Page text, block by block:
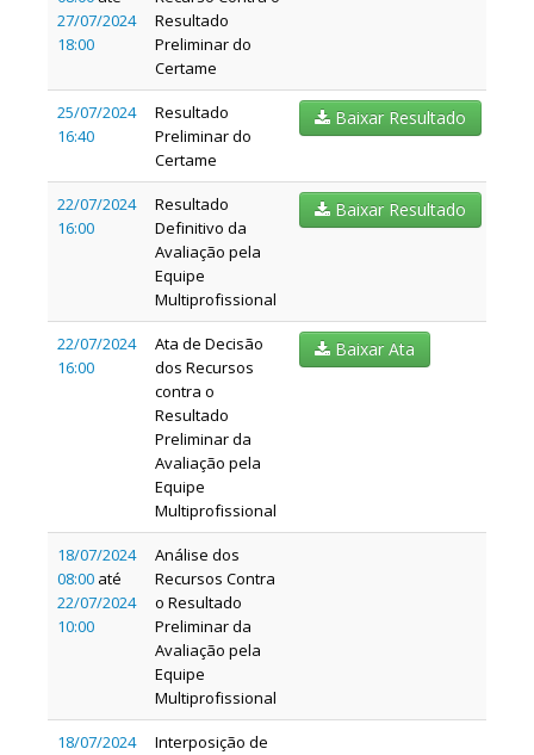
27/07/2024
18:00
Resultado
Preliminar do
Certame
25/07/2024
16:40
Resultado
Preliminar do
Certame
Baixar Resultado
22/07/2024
16:00
Resultado
Definitivo da
Avaliação pela
Equipe
Multiprofissional
Baixar Resultado
22/07/2024
16:00
Ata de Decisão
dos Recursos
contra o
Resultado
Preliminar da
Avaliação pela
Equipe
Multiprofissional
Baixar Ata
18/07/2024
08:00 até
22/07/2024
10:00
Análise dos
Recursos Contra
o Resultado
Preliminar da
Avaliação pela
Equipe
Multiprofissional
18/07/2024 Interposição de